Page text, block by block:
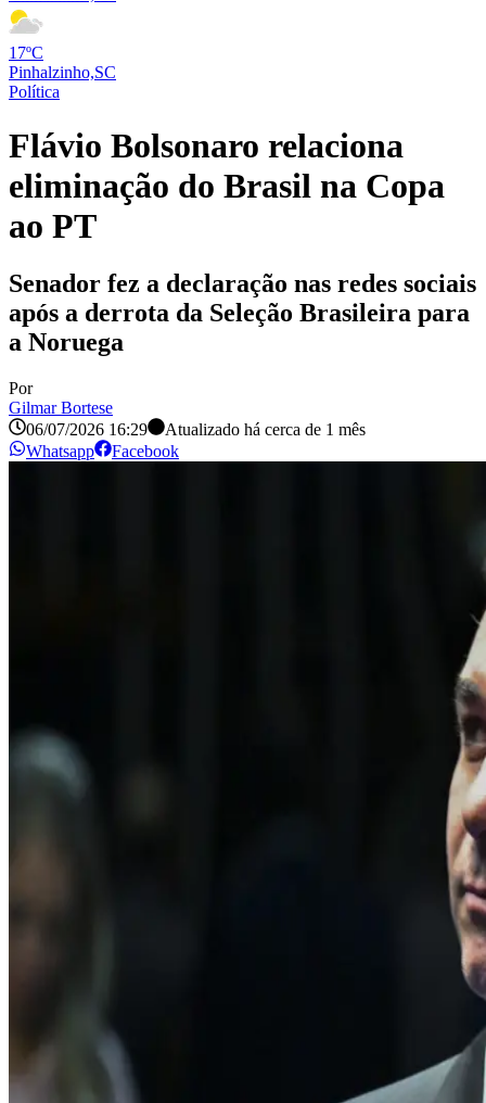
17ºC
Pinhalzinho,SC
Política
Flávio Bolsonaro relaciona
eliminação do Brasil na Copa
ao PT
Senador fez a declaração nas redes sociais
após a derrota da Seleção Brasileira para
a Noruega
Por
Gilmar Bortese
06/07/2026 16:29
Atualizado há cerca de 1 mês
Whatsapp
Facebook